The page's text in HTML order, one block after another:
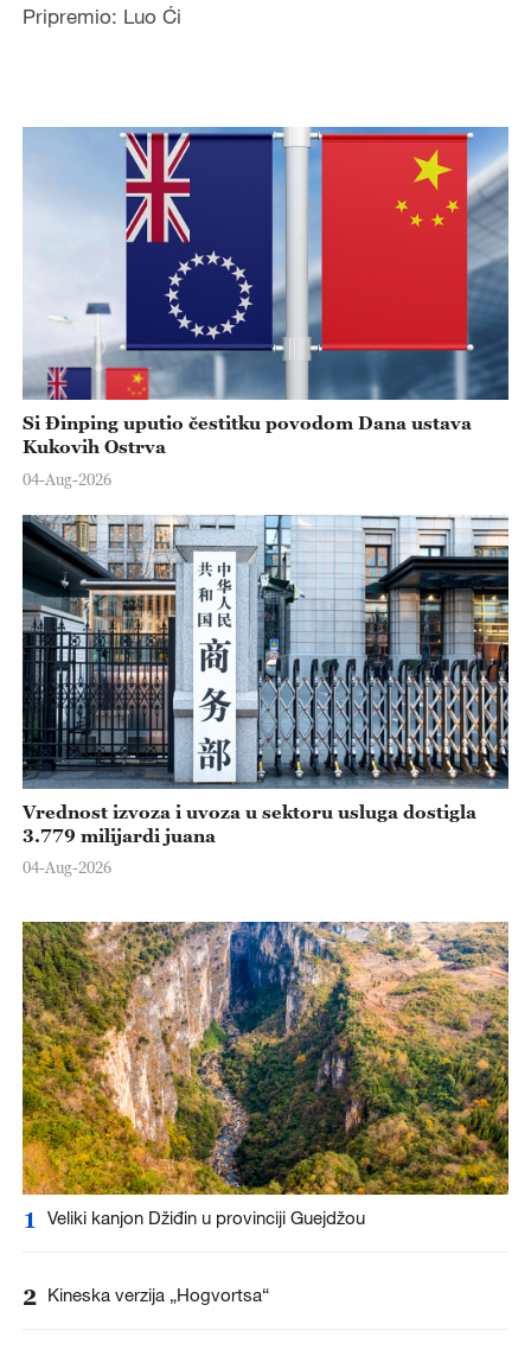
Pripremio: Luo Ći
Si Đinping uputio čestitku povodom Dana ustava
Kukovih Ostrva
04-Aug-2026
Vrednost izvoza i uvoza u sektoru usluga dostigla
3.779 milijardi juana
04-Aug-2026
1 Veliki kanjon Džiđin u provinciji Guejdžou
2 Kineska verzija „Hogvortsa“